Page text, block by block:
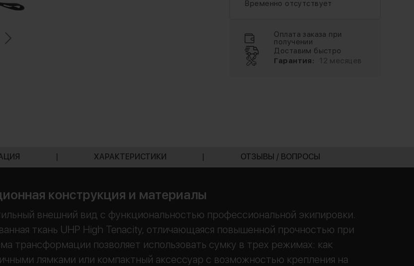
Временно отсутствует
Оплата заказа при
получении
Доставим быстро
Гарантия:
12 месяцев
| ХАРАКТЕРИСТИКИ | ОТЗЫВЫ / ВОПРОСЫ
конструкция и материалы
внешний вид с функциональностью профессиональной экипировки.
ткань UHP High Tenacity, отличающаяся повышенной прочностью при
трансформации позволяет использовать сумку в трех режимах: как
лямками или компактный аксессуар с возможностью крепления на